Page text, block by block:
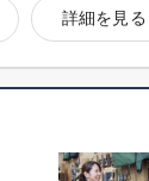
詳細を見る